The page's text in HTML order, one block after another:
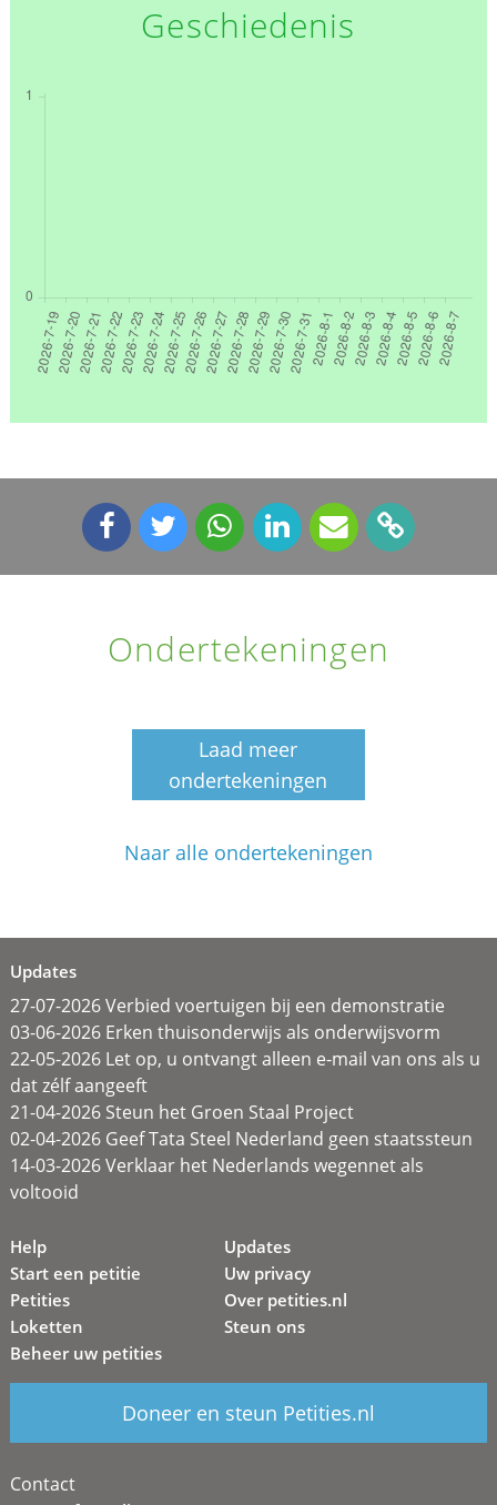
Geschiedenis
Ondertekeningen
Laad meer
ondertekeningen
Naar alle ondertekeningen
Updates
27-07-2026 Verbied voertuigen bij een demonstratie
03-06-2026 Erken thuisonderwijs als onderwijsvorm
22-05-2026 Let op, u ontvangt alleen e-mail van ons als u
dat zélf aangeeft
21-04-2026 Steun het Groen Staal Project
02-04-2026 Geef Tata Steel Nederland geen staatssteun
14-03-2026 Verklaar het Nederlands wegennet als
voltooid
Help
Start een petitie
Petities
Loketten
Beheer uw petities
Updates
Uw privacy
Over petities.nl
Steun ons
Doneer en steun Petities.nl
Contact